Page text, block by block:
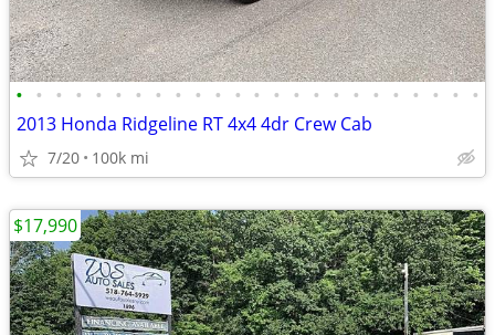
• • • • • • • • • • • • • • • • • • • • • • • •
2013 Honda Ridgeline RT 4x4 4dr Crew Cab
7/20 100k mi
$17,990